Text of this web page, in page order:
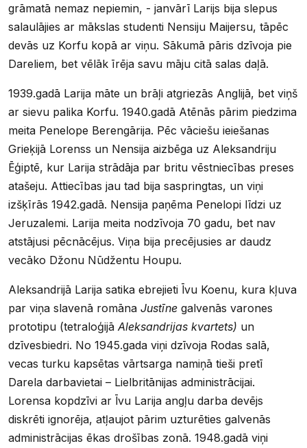
grāmatā nemaz nepiemin, - janvārī Larijs bija slepus
salaulājies ar mākslas studenti Nensiju Maijersu, tāpēc
devās uz Korfu kopā ar viņu. Sākumā pāris dzīvoja pie
Dareliem, bet vēlāk īrēja savu māju citā salas daļā.
1939.gadā Larija māte un brāļi atgriezās Anglijā, bet viņš
ar sievu palika Korfu. 1940.gadā Atēnās pārim piedzima
meita Penelope Berengārija. Pēc vāciešu ieiešanas
Grieķijā Lorenss un Nensija aizbēga uz Aleksandriju
Ēģiptē, kur Larija strādāja par britu vēstniecības preses
atašeju. Attiecības jau tad bija saspringtas, un viņi
izšķīrās 1942.gadā. Nensija paņēma Penelopi līdzi uz
Jeruzalemi. Larija meita nodzīvoja 70 gadu, bet nav
atstājusi pēcnācējus. Viņa bija precējusies ar daudz
vecāko Džonu Nūdžentu Houpu.
Aleksandrijā Larija satika ebrejieti Īvu Koenu, kura kļuva
par viņa slavenā romāna Justīne galvenās varones
prototipu (tetraloģijā Aleksandrijas kvartets) un
dzīvesbiedri. No 1945.gada viņi dzīvoja Rodas salā,
vecas turku kapsētas vārtsarga namiņā tieši pretī
Darela darbavietai – Lielbritānijas administrācijai.
Lorensa kopdzīvi ar Īvu Larija angļu darba devējs
diskrēti ignorēja, atļaujot pārim uzturēties galvenās
administrācijas ēkas drošības zonā. 1948.gadā viņi